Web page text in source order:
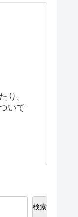
り、
いて
検索